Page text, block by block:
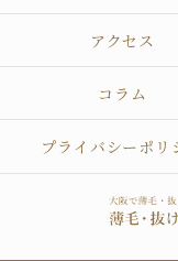
アクセス
コラム
プライバシーポリ